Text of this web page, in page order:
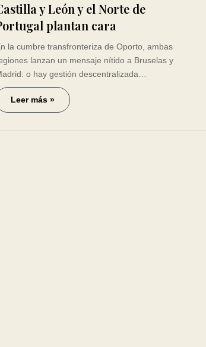
y León y el Norte de
plantan cara
la cumbre transfronteriza de Oporto, ambas
lanzan un mensaje nítido a Bruselas y
o hay gestión descentralizada…
Leer más »